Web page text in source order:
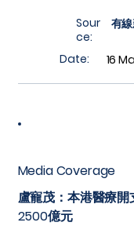
Sour
ce:
有
Date: 16
Media Coverage
盧寵茂：本港醫療
2500億元